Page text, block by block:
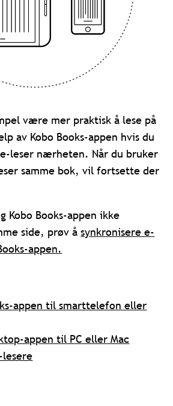
være mer praktisk å lese på
av Kobo Books-appen hvis du
leser nærheten. Når du bruker
samme bok, vil fortsette der
Kobo Books-appen ikke
side, prøv åsynkronisere e-
appen.
appen til smarttelefon eller
appen til PC eller Mac
lesere